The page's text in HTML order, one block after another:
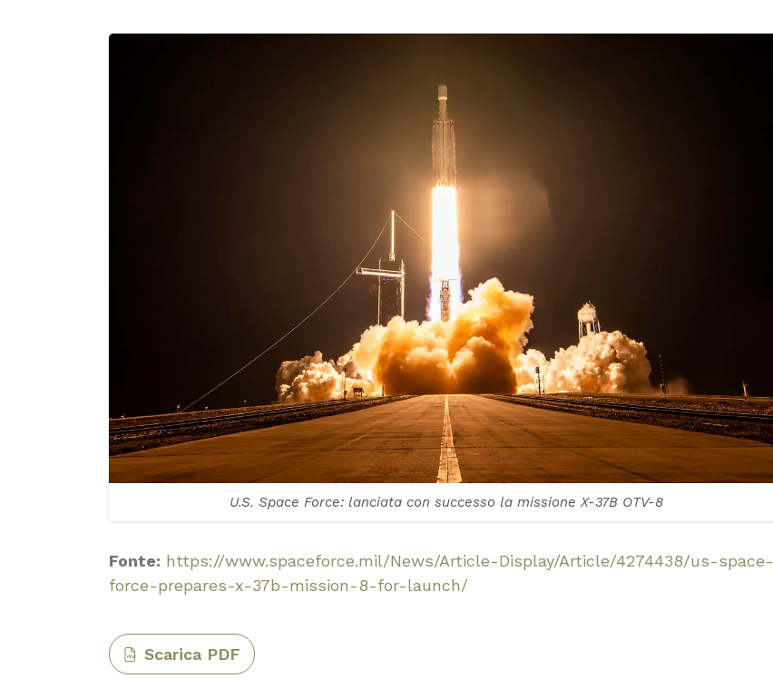
U.S. Space Force: lanciata con successo la missione X-37B OTV-8
Fonte: https://www.spaceforce.mil/News/Article-Display/Article/4274438/us-space-
force-prepares-x-37b-mission-8-for-launch/
PDF Scarica PDF